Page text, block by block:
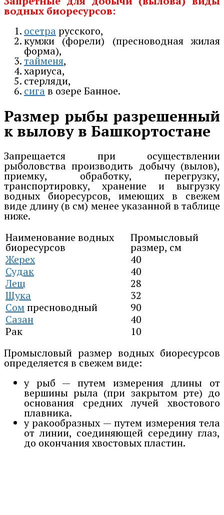
водных биоресурсов:
осетрарусского,
кумжи (форели) (пресноводная жилая
форма),
тайменя,
хариуса,
стерляди,
сигав озере Банное.
Размер рыбы разрешенный
к вылову в Башкортостане
Запрещается при осуществлении
рыболовства производить добычу (вылов),
приемку, обработку, перегрузку,
транспортировку, хранение и выгрузку
водных биоресурсов, имеющих в свежем
виде длину (в см) менее указанной в таблице
ниже.
Наименование водных
биоресурсов
Промысловый
размер, см
Жерех
40
Судак
40
Лещ
28
Щука
32
Сомпресноводный
90
Сазан
40
Рак
10
Промысловый размер водных биоресурсов
определяется в свежем виде:
у рыб — путем измерения длины от
вершины рыла (при закрытом рте) до
основания средних лучей хвостового
плавника.
у ракообразных — путем измерения тела
от линии, соединяющей середину глаз,
до окончания хвостовых пластин.